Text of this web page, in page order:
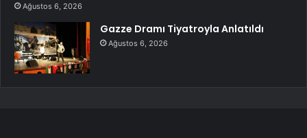
Ağustos 6, 2026
Gazze Dramı Tiyatroyla Anlatıldı
Ağustos 6, 2026